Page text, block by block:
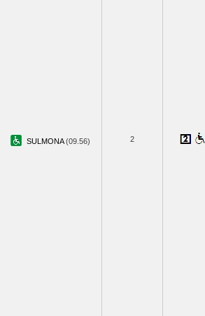
SULMONA(09.56) 2